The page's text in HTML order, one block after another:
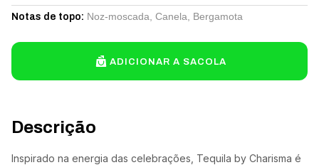
Descrição
Inspirado na energia das celebrações, Tequila by Charisma é
Notas de topo: Noz-moscada, Canela, Bergamota
ADICIONAR A SACOLA